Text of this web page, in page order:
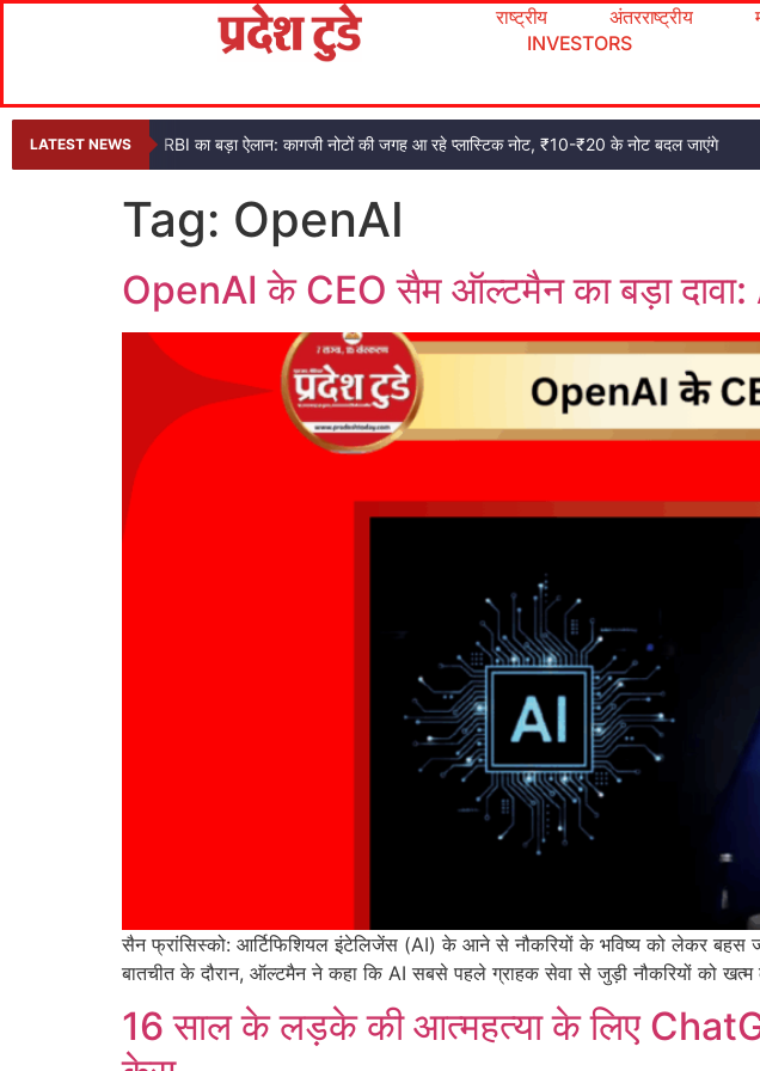
राष्ट्रीय अंतरराष्ट्रीय
INVESTORS
LATEST NEWS RBI का बड़ा ऐलान: कागजी नोटों की जगह आ रहे प्लास्टिक नोट, ₹10-₹20 के नोट बदल जाएंगे
Tag: OpenAI
OpenAI के CEO सैम ऑल्टमैन का बड़ा दावा:
सैन फ्रांसिस्को: आर्टिफिशियल इंटेलिजेंस (AI) के आने से नौकरियों के भविष्य को लेकर बहस
बातचीत के दौरान, ऑल्टमैन ने कहा कि AI सबसे पहले ग्राहक सेवा से जुड़ी नौकरियों को
16 साल के लड़के की आत्महत्या के लिए